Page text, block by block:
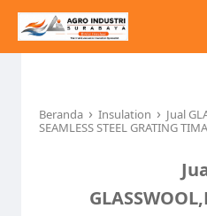
Beranda › Insulation › Jual
SEAMLESS STEEL GRATING